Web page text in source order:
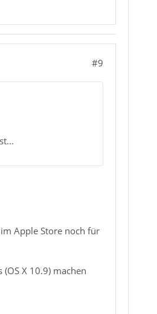
#9
Apple Store noch für
X 10.9) machen